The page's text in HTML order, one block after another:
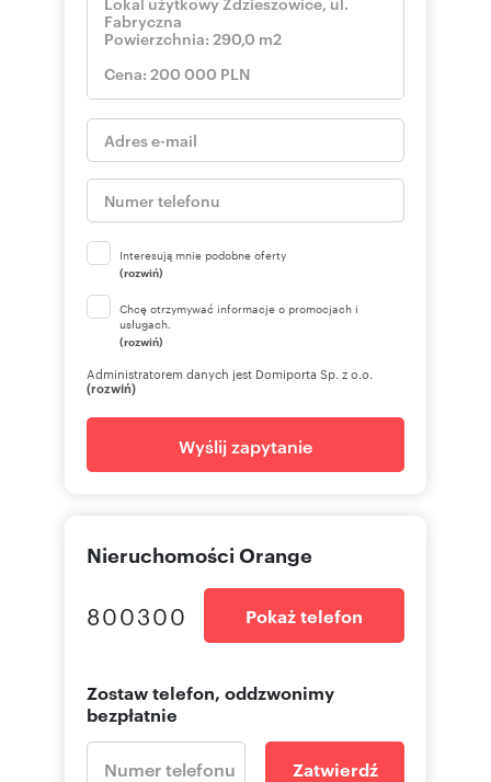
Interesują mnie podobne oferty
(rozwiń)
Chcę otrzymywać informacje o promocjach i
usługach.
(rozwiń)
Administratorem danych jest Domiporta Sp. z o.o.
(rozwiń)
Wyślij zapytanie
Nieruchomości Orange
800300 Pokaż telefon
Zostaw telefon, oddzwonimy
bezpłatnie
Zatwierdź